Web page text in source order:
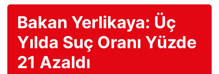
Bakan Yerlikaya: Üç
Yılda Suç Oranı Yüzde
21 Azaldı